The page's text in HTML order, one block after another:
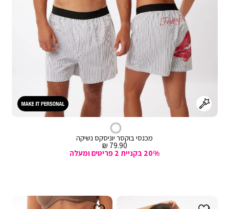
צבע
לבן
מכנסי בוקסר יוניסקס נשיקה
מחיר
מכירה
79.90 ₪
20% בקניית 2 פריטים ומעלה
מכנסיים
קצרים